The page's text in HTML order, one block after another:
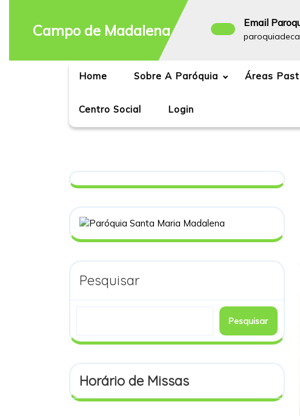
contentCampo de Madalena Email
Home Sobre A Paróquia Áreas
Centro Social Login
Pesquisar
Pesquisar
Horário de Missas